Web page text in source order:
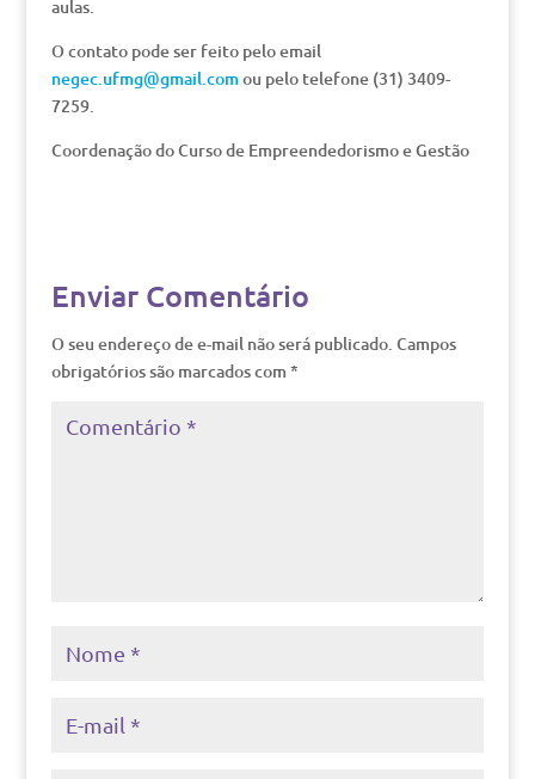
aulas.
O contato pode ser feito pelo email
negec.ufmg@gmail.comou pelo telefone (31) 3409-
7259.
Coordenação do Curso de Empreendedorismo e Gestão
Enviar Comentário
O seu endereço de e-mail não será publicado. Campos
obrigatórios são marcados com *